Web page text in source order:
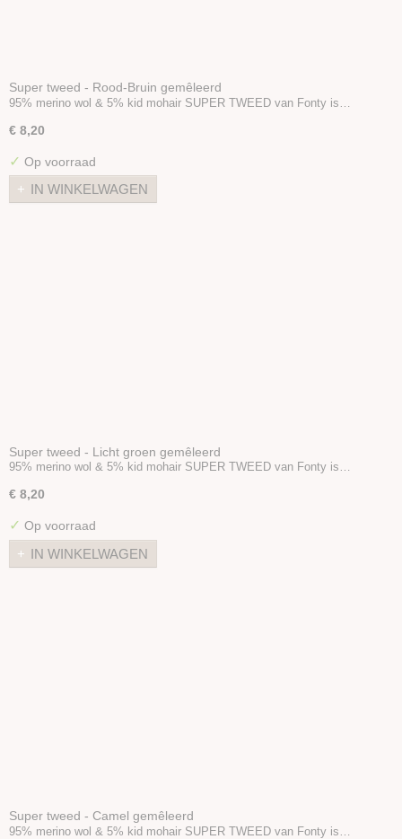
Super tweed - Rood-Bruin gemêleerd
95% merino wol & 5% kid mohair SUPER TWEED van Fonty is…
€ 8,20
✓ Op voorraad
IN WINKELWAGEN
Super tweed - Licht groen gemêleerd
95% merino wol & 5% kid mohair SUPER TWEED van Fonty is…
€ 8,20
✓ Op voorraad
IN WINKELWAGEN
Super tweed - Camel gemêleerd
95% merino wol & 5% kid mohair SUPER TWEED van Fonty is…